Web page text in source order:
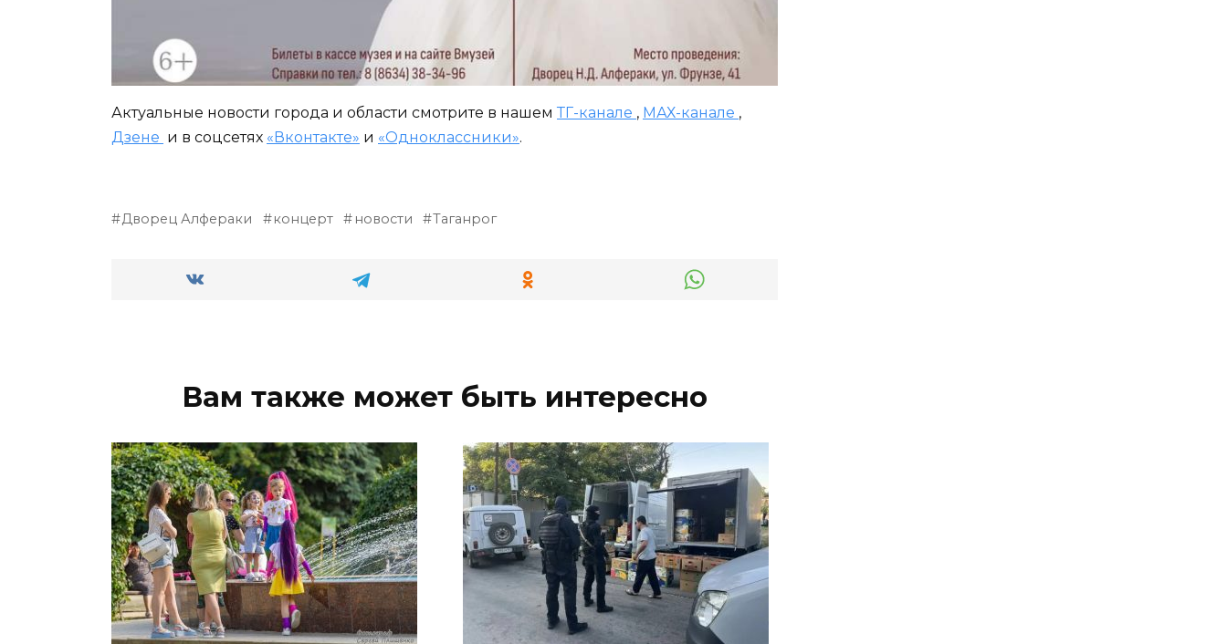
Актуальные новости города и области смотрите в нашем ТГ-канале , МАХ-канале ,
Дзене и в соцсетях «Вконтакте» и «Одноклассники».
Дворец Алфераки концерт новости Таганрог
Вам также может быть интересно